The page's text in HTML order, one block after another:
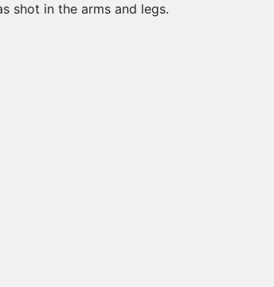
shot in the arms and legs.